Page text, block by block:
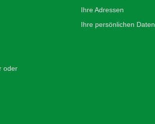
oder
Ihre Adressen
Ihre persönlichen Daten